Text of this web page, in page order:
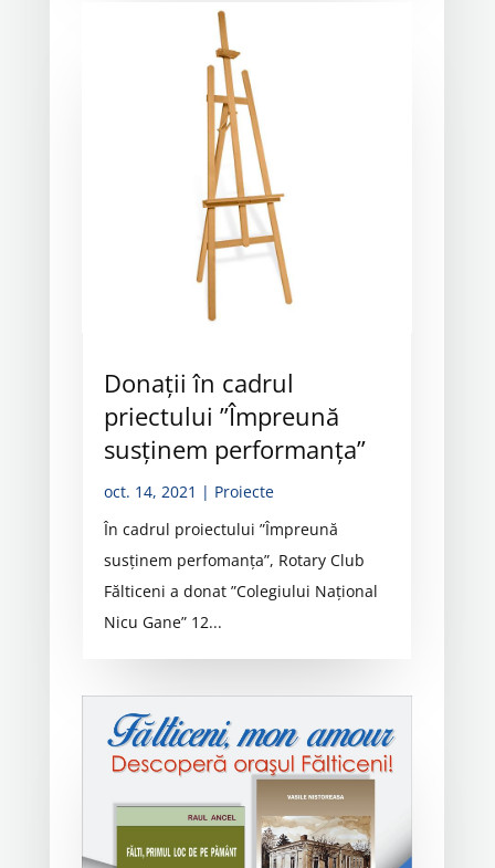
Donații în cadrul
priectului ”Împreună
susținem performanța”
oct. 14, 2021 | Proiecte
În cadrul proiectului ”Împreună
susținem perfomanța”, Rotary Club
Fălticeni a donat ”Colegiului Național
Nicu Gane” 12...